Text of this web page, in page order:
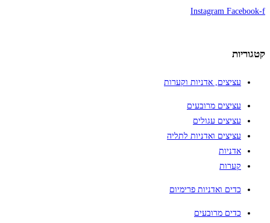
Instagram Facebook-f
קטגוריות
עציצים, אדניות וקערות
עציצים מרובעים
עציצים עגולים
עציצים ואדניות לתליה
אדניות
קערות
כדים ואדניות פרימיום
כדים מרובעים